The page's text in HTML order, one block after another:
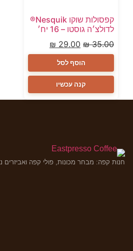
קפסולות שוקו Nesquik®
לדולצ׳ה גוסטו – 16 יח׳
₪35.00
₪ 29.00
הוסף לסל
קנה עכשיו
חנות קפה: מבחר מכונות, פולי קפה ואביזרים